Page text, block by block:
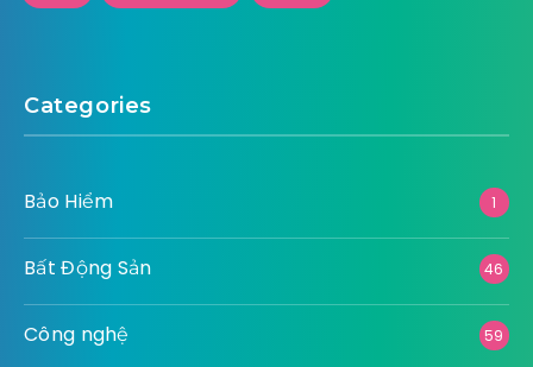
Categories
Bảo Hiểm 1
Bất Động Sản 46
Công nghệ 59